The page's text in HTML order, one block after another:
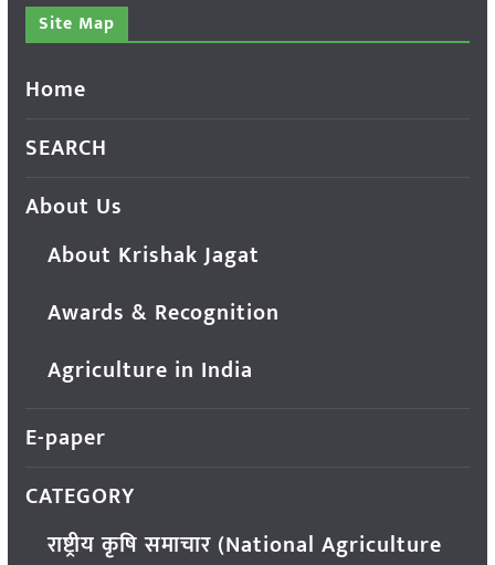
Site Map
Home
SEARCH
About Us
About Krishak Jagat
Awards & Recognition
Agriculture in India
E-paper
CATEGORY
राष्ट्रीय कृषि समाचार (National Agriculture